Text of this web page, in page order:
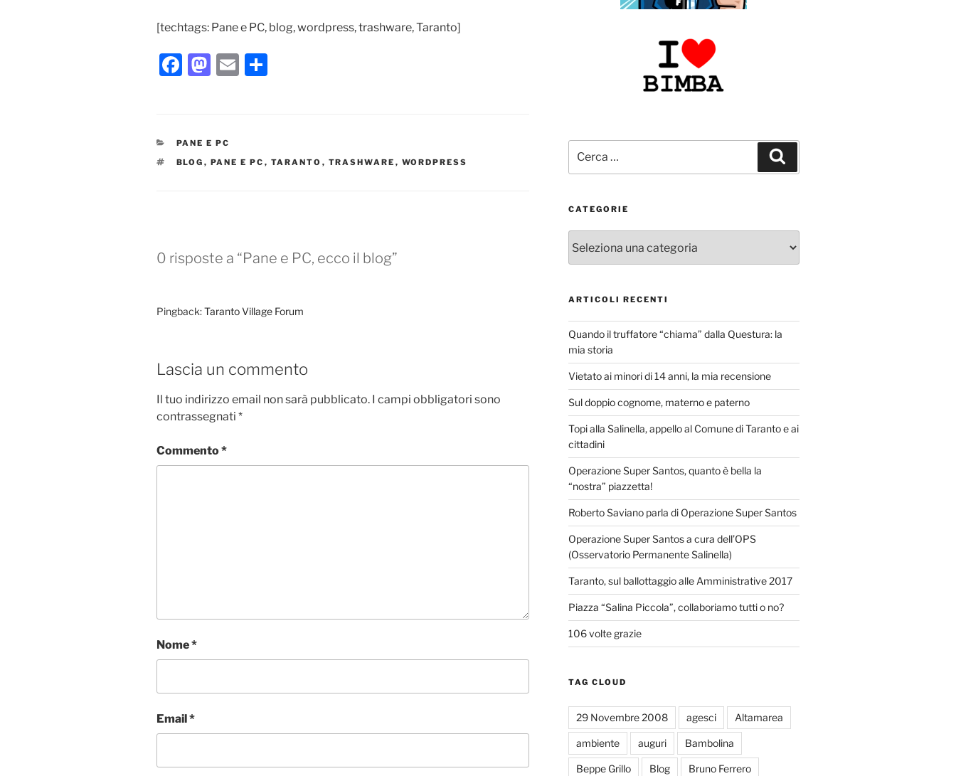
[techtags: Pane e PC, blog, wordpress, trashware, Taranto]
F
e
b
M
o
d
E
vi
CATEGORIE
PANE E PC
TAG
BLOG , PANE E PC , TARANTO , TRASHWARE , WORDPRESS
0 risposte a “Pane e PC, ecco il blog”
Pingback:Taranto Village Forum
Lascia un commento
Il tuo indirizzo email non sarà pubblicato. I campi obbligatori sono
contrassegnati *
Commento*
Nome*
Email*
CATEGORIE
ARTICOLI RECENTI
Quando il truffatore “chiama” dalla Questura: la
mia storia
Vietato ai minori di 14 anni, la mia recensione
Sul doppio cognome, materno e paterno
Topi alla Salinella, appello al Comune di Taranto e ai
cittadini
Operazione Super Santos, quanto è bella la
“nostra” piazzetta!
Roberto Saviano parla di Operazione Super Santos
Operazione Super Santos a cura dell’OPS
(Osservatorio Permanente Salinella)
Taranto, sul ballottaggio alle Amministrative 2017
Piazza “Salina Piccola”, collaboriamo tutti o no?
106 volte grazie
TAG CLOUD
29 Novembre 2008 agesci Altamarea
ambiente auguri Bambolina
Beppe Grillo Blog Bruno Ferrero